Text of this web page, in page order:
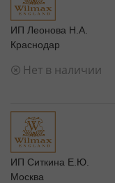
ИП Леонова Н.А.
Краснодар
Нет в наличии
ИП Ситкина Е.Ю.
Москва